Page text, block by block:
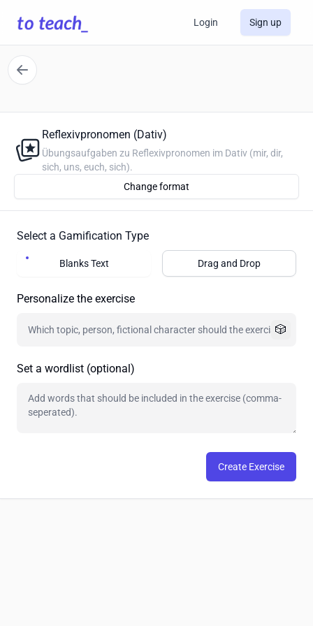
Login Sign up
Reflexivpronomen (Dativ)
Übungsaufgaben zu Reflexivpronomen im Dativ (mir, dir,
sich, uns, euch, sich).
Change format
Select a Gamification Type
Blanks Text Drag and Drop
Personalize the exercise
🎲
Set a wordlist (optional)
Create Exercise